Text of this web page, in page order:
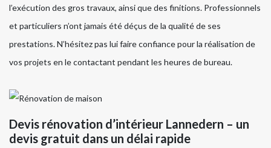
l’exécution des gros travaux, ainsi que des finitions. Professionnels
et particuliers n’ont jamais été déçus de la qualité de ses
prestations. N’hésitez pas lui faire confiance pour la réalisation de
vos projets en le contactant pendant les heures de bureau.
Devis rénovation d’intérieur Lannedern – un
devis gratuit dans un délai rapide